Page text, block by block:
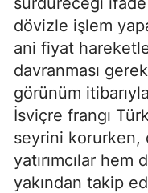
dövizle işlem
ani fiyat
davranması
görünüm
İsviçre frangı
seyrini korurken,
yatırımcılar hem
yakından takip